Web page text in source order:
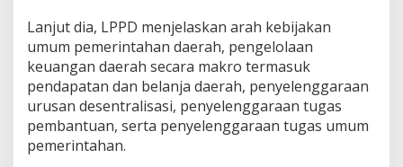
Lanjut dia, LPPD menjelaskan arah kebijakan
umum pemerintahan daerah, pengelolaan
keuangan daerah secara makro termasuk
pendapatan dan belanja daerah, penyelenggaraan
urusan desentralisasi, penyelenggaraan tugas
pembantuan, serta penyelenggaraan tugas umum
pemerintahan.